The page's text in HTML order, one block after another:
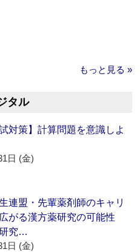
もっと見る »
タル
対策】計算問題を意識しよ
日 (金)
連盟・先輩薬剤師のキャリ
がる漢方薬研究の可能性
究…
日 (金)